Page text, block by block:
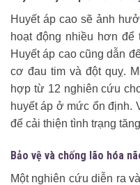
Huyết áp cao sẽ ảnh
hoạt động nhiều hơn
Huyết áp cao cũng dẫn
cơ đau tim và đột quỵ.
hợp từ 12 nghiên cứu
huyết áp ở mức ổn định.
để cải thiện tình trạng
Bảo vệ và chống lão hóa
Một nghiên cứu diễn ra